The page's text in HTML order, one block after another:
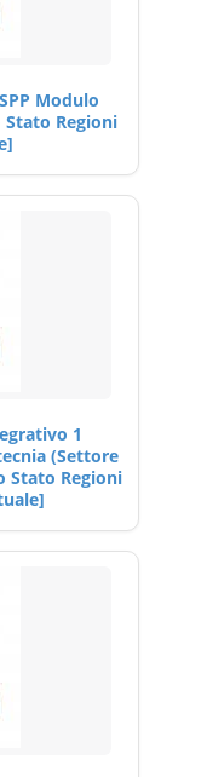
Modulo
Regioni
1
(Settore
Stato Regioni